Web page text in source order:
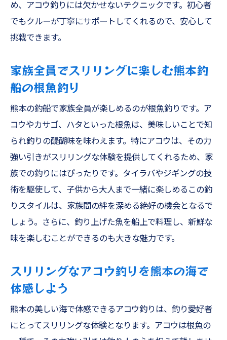
め、アコウ釣りには欠かせないテクニックです。初心者
でもクルーが丁寧にサポートしてくれるので、安心して
挑戦できます。
家族全員でスリリングに楽しむ熊本釣
船の根魚釣り
熊本の釣船で家族全員が楽しめるのが根魚釣りです。ア
コウやカサゴ、ハタといった根魚は、美味しいことで知
られ釣りの醍醐味を味わえます。特にアコウは、その力
強い引きがスリリングな体験を提供してくれるため、家
族での釣りにはぴったりです。タイラバやジギングの技
術を駆使して、子供から大人まで一緒に楽しめるこの釣
りスタイルは、家族間の絆を深める絶好の機会となるで
しょう。さらに、釣り上げた魚を船上で料理し、新鮮な
味を楽しむことができるのも大きな魅力です。
スリリングなアコウ釣りを熊本の海で
体感しよう
熊本の美しい海で体感できるアコウ釣りは、釣り愛好者
にとってスリリングな体験となります。アコウは根魚の